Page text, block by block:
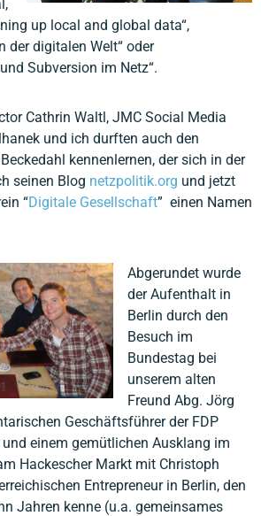
up local and global data“,
der digitalen Welt“ oder
Subversion im Netz“.
Cathrin Waltl, JMC Social Media
und ich durften auch den
kennenlernen, der sich in der
seinen Blog netzpolitik.org und jetzt
“Digitale Gesellschaft” einen Namen
Abgerundet wurde
der Aufenthalt in
Berlin durch den
Besuch im
Bundestag bei
unserem alten
Freund Abg. Jörg
Geschäftsführer der FDP
einem gemütlichen Ausklang im
Hackescher Markt mit Christoph
Entrepreneur in Berlin, den
Jahren kenne (u.a. gemeinsames